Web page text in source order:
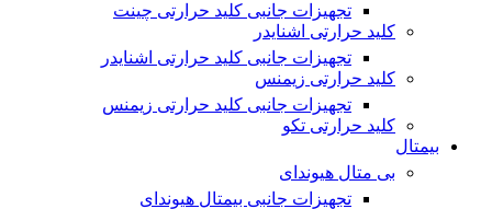
تجهیزات جانبی کلید حرارتی چینت
کلید حرارتی اشنایدر
تجهیزات جانبی کلید حرارتی اشنایدر
کلید حرارتی زیمنس
تجهیزات جانبی کلید حرارتی زیمنس
کلید حرارتی تکو
بیمتال
بی متال هیوندای
تجهیزات جانبی بیمتال هیوندای